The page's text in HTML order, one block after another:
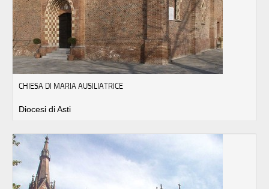
CHIESA DI MARIA AUSILIATRICE
Diocesi di Asti